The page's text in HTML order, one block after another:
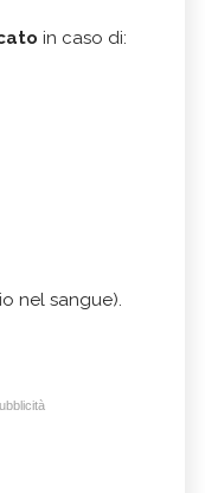
in caso di:
nel sangue).